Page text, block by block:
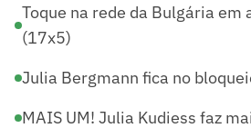
Toque na rede da Bulgária em
(17x5)
Julia Bergmann fica no
MAIS UM! Julia Kudiess faz